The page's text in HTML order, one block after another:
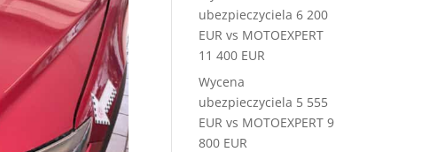
ubezpieczyciela 6 200
EUR vs MOTOEXPERT
11 400 EUR
Wycena
ubezpieczyciela 5 555
EUR vs MOTOEXPERT 9
800 EUR